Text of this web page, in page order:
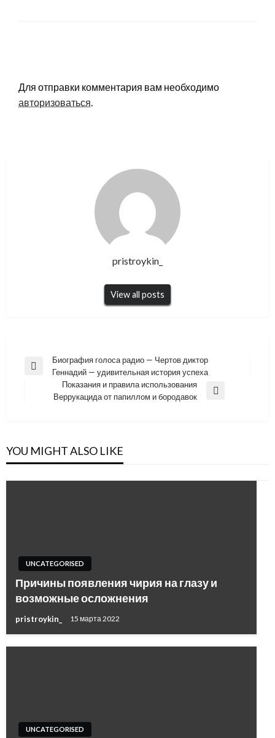
Для отправки комментария вам необходимо
авторизоваться.
pristroykin_
View all posts
Навигация
записям
Previous
Биография голоса радио — Чертов диктор
Геннадий — удивительная история успеха
Показания и правила использования
Веррукацида от папиллом и бородавок
YOU MIGHT ALSO LIKE
UNCATEGORISED
Причины появления чирия на глазу и
возможные осложнения
pristroykin_ 15 марта 2022
UNCATEGORISED